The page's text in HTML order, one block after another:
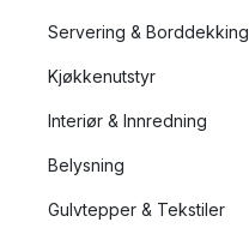
Servering & Borddekking
Kjøkkenutstyr
Interiør & Innredning
Belysning
Gulvtepper & Tekstiler